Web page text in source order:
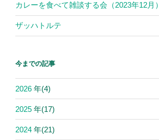
カレーを食べて雑談する会（2023年12月）
ザッハトルテ
今までの記事
2026 年(4)
2025 年(17)
2024 年(21)